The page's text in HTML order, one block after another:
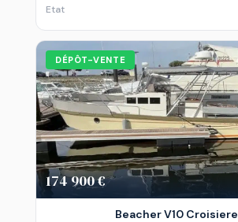
Etat
DÉPÔT-VENTE
174 900 €
Beacher V10 Croisiere